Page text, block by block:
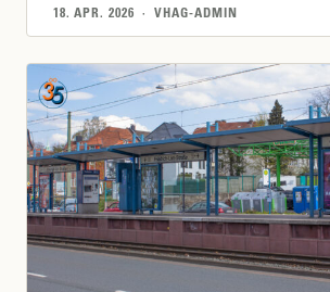
18. APR. 2026 · VHAG-ADMIN